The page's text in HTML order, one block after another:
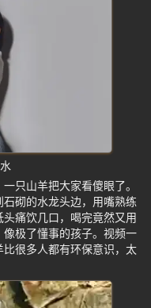
只山羊把大家看傻眼了。
砌的水龙头边，用嘴熟练
痛饮几口，喝完竟然又用
极了懂事的孩子。视频一
很多人都有环保意识，太